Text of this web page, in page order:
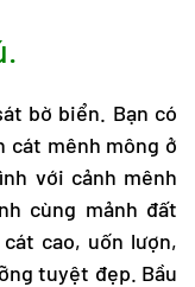
bờ biển. Bạn có
mênh mông ở
với cảnh mênh
cùng mảnh đất
cao, uốn lượn,
tuyệt đẹp. Bầu